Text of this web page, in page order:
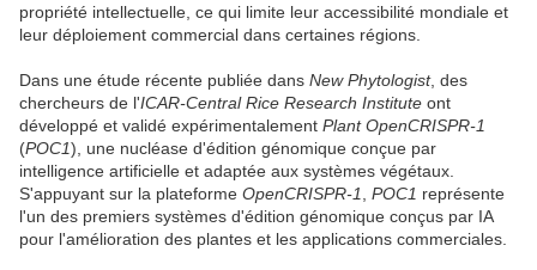
propriété intellectuelle, ce qui limite leur accessibilité mondiale et
leur déploiement commercial dans certaines régions.
Dans une étude récente publiée dans New Phytologist, des
chercheurs de l'ICAR-Central Rice Research Institute ont
développé et validé expérimentalement Plant OpenCRISPR-1
(POC1), une nucléase d'édition génomique conçue par
intelligence artificielle et adaptée aux systèmes végétaux.
S'appuyant sur la plateforme OpenCRISPR-1 POC1 représente
l'un des premiers systèmes d'édition génomique conçus par IA
pour l'amélioration des plantes et les applications commerciales.